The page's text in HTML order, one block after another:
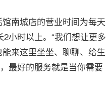
南城店的营业时间为每天
小时以上。“我们想让更多
来这里坐坐、聊聊、给生
最好的服务就是当你需要